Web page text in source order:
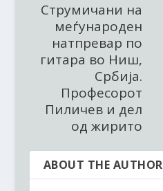
Струмичани на
меѓународен
натпревар по
гитара во Ниш,
Србија.
Професорот
Пиличев и дел
од жирито
ABOUT THE AUTHOR